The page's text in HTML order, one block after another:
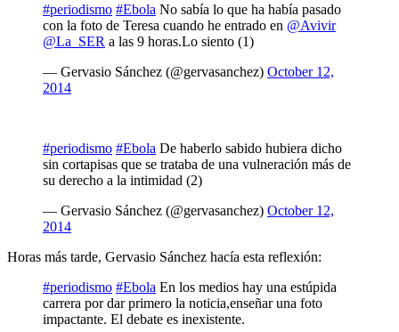
#periodismo #Ebola No sabía lo que ha había pasado
con la foto de Teresa cuando he entrado en @Avivir
@La_SER a las 9 horas.Lo siento (1)
— Gervasio Sánchez (@gervasanchez) October 12,
2014
#periodismo #Ebola De haberlo sabido hubiera dicho
sin cortapisas que se trataba de una vulneración más de
su derecho a la intimidad (2)
— Gervasio Sánchez (@gervasanchez) October 12,
2014
Horas más tarde, Gervasio Sánchez hacía esta reflexión:
#periodismo #Ebola En los medios hay una estúpida
carrera por dar primero la noticia,enseñar una foto
impactante. El debate es inexistente.